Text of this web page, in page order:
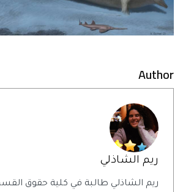
Author
ريم الشاذلي
ريم الشاذلي طالبة في كلية حقوق القسم